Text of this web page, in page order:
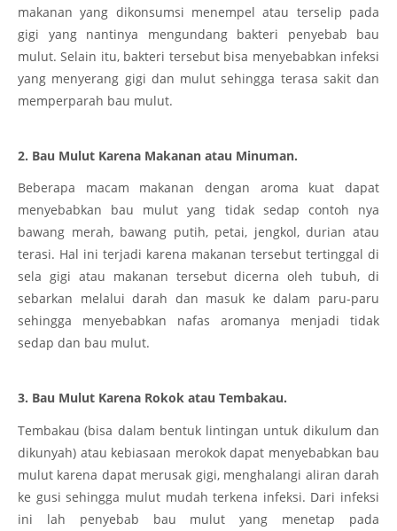
makanan yang dikonsumsi menempel atau terselip pada
gigi yang nantinya mengundang bakteri penyebab bau
mulut. Selain itu, bakteri tersebut bisa menyebabkan infeksi
yang menyerang gigi dan mulut sehingga terasa sakit dan
memperparah bau mulut.
2. Bau Mulut Karena Makanan atau Minuman.
Beberapa macam makanan dengan aroma kuat dapat
menyebabkan bau mulut yang tidak sedap contoh nya
bawang merah, bawang putih, petai, jengkol, durian atau
terasi. Hal ini terjadi karena makanan tersebut tertinggal di
sela gigi atau makanan tersebut dicerna oleh tubuh, di
sebarkan melalui darah dan masuk ke dalam paru-paru
sehingga menyebabkan nafas aromanya menjadi tidak
sedap dan bau mulut.
3. Bau Mulut Karena Rokok atau Tembakau.
Tembakau (bisa dalam bentuk lintingan untuk dikulum dan
dikunyah) atau kebiasaan merokok dapat menyebabkan bau
mulut karena dapat merusak gigi, menghalangi aliran darah
ke gusi sehingga mulut mudah terkena infeksi. Dari infeksi
ini lah penyebab bau mulut yang menetap pada